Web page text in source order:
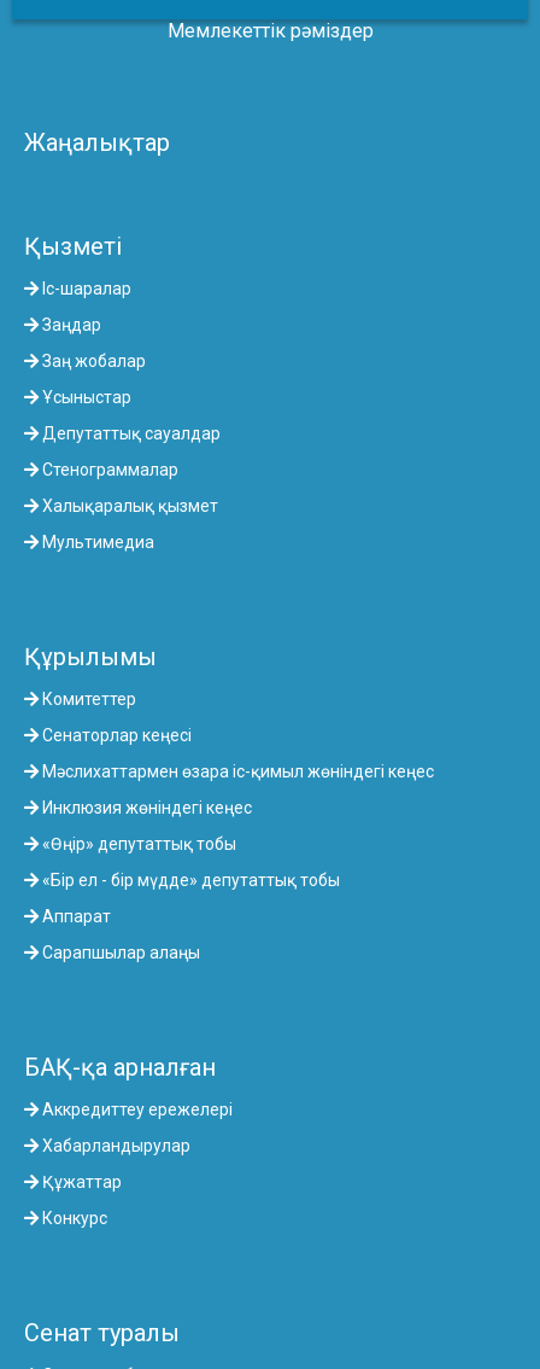
Мемлекеттік рәміздер
Жаңалықтар
Қызметі
Іс-шаралар
Заңдар
Заң жобалар
Ұсыныстар
Депутаттық сауалдар
Стенограммалар
Халықаралық қызмет
Мультимедиа
Құрылымы
Комитеттер
Сенаторлар кеңесі
Мәслихаттармен өзара іс-қимыл жөніндегі кеңес
Инклюзия жөніндегі кеңес
«Өңір» депутаттық тобы
«Бір ел - бір мүдде» депутаттық тобы
Аппарат
Сарапшылар алаңы
БАҚ-қа арналған
Аккредиттеу ережелері
Хабарландырулар
Құжаттар
Конкурс
Сенат туралы